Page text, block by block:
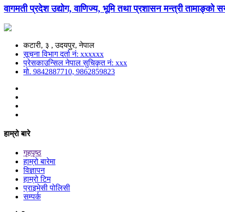
वागमती प्रदेश उद्योग, वाणिज्य, भूमि तथा प्रशासन मन्त्री तामाङ्को
कटारी, ३ , उदयपुर, नेपाल
सूचना विभाग दर्ता नं: xxxxxx
प्रेसकाउन्सिल नेपाल सुचिकृत नं: xxx
मो. 9842887710, 9862859823
हाम्रो बारे
गृहपृष्ठ
हाम्रो बारेमा
विज्ञापन
हाम्रो टिम
प्राइभेसी पोलिसी
सम्पर्क